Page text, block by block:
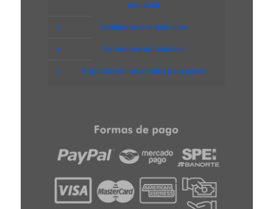
industrial
Ventiladores industriales
Extractores industriales
Sopladores industriales para naves